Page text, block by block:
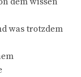
was trotzdem